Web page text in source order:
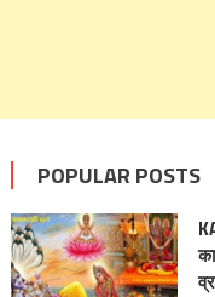
POPULAR POSTS